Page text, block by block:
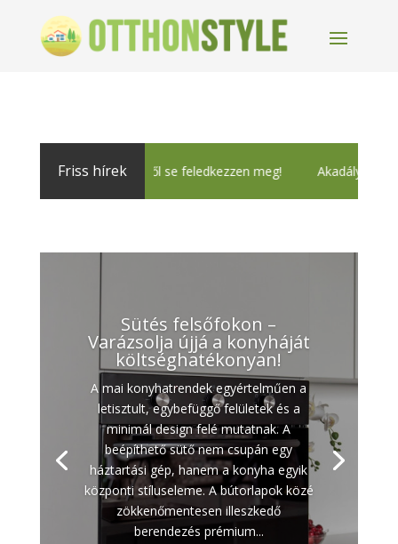
Friss hírek
A színvonalas TV-ről se feledkezzen meg! Akadályozza meg a
Sütés felsőfokon –
Varázsolja újjá a konyháját
költséghatékonyan!
A mai konyhatrendek egyértelműen a
letisztult, egybefüggő felületek és a
minimál design felé mutatnak. A
beépíthető sütő nem csupán egy
háztartási gép, hanem a konyha egyik
központi stíluseleme. A bútorlapok közé
zökkenőmentesen illeszkedő
berendezés prémium...